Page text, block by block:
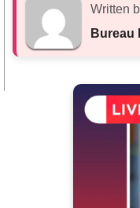
Written
Bureau